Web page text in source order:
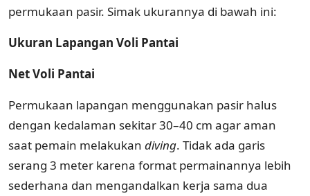
permukaan pasir. Simak ukurannya di bawah ini:
Ukuran Lapangan Voli Pantai
Net Voli Pantai
Permukaan lapangan menggunakan pasir halus
dengan kedalaman sekitar 30–40 cm agar aman
saat pemain melakukan diving. Tidak ada garis
serang 3 meter karena format permainannya lebih
sederhana dan mengandalkan kerja sama dua